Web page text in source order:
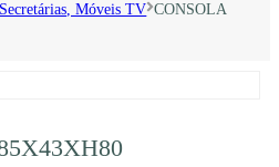
Móveis TV CONSOLA